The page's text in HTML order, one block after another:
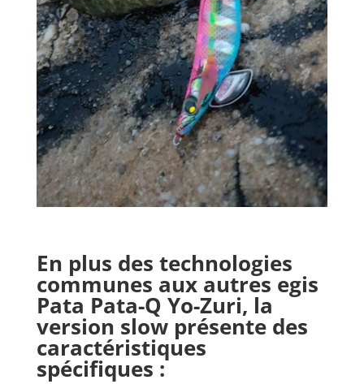
En plus des technologies
communes aux autres egis
Pata Pata-Q Yo-Zuri, la
version slow présente des
caractéristiques
spécifiques :